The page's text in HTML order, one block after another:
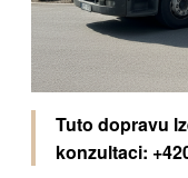
Tuto dopravu
konzultaci: